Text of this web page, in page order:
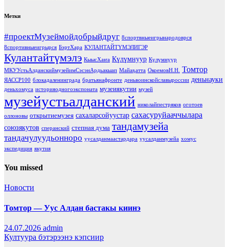
Метки
#проектМузеймойдобрыйдруг 8спортвныеигрынародоврся
8спортивныеигрырся БэртХара КУЛАНТАЙТҮМЭЛИГЭР
Кулантайтүмэлэ КыысХаҥа Күлүмнуур Күлүмнүүр
МКУУстьАлданскиймузейимСэсэнАрдьакыап Майаҕатта ОкоемовН.Н. Томтор
ЯАССР100 блокадаленинграда братьянафронте деньвоинскойславыроссии деньнауки
деньхомуса историяодногоэкспоната музеиякутии музей
музейустьалданский николайпестряков оготоев
оллоновы открытиемузея сахаларсойуустар сахасуруйааччылара
союзякутов сперанский степная дума тандамузейа
тандачулуудьонноро уусалданмаастардара уусалданмузейа хомус
экспедиция якутия
You missed
Новости
Томтор — Уус Алдан бастакы киинэ
24.07.2026 admin
Култуура бэтэрээнэ кэпсиир